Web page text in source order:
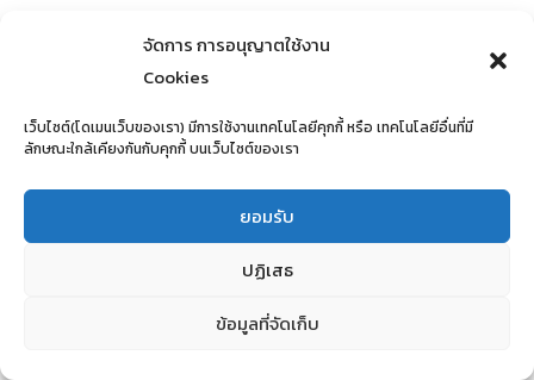
จัดการ การอนุญาตใช้งาน
Cookies
เว็บไซต์(โดเมนเว็บของเรา) มีการใช้งานเทคโนโลยีคุกกี้ หรือ เทคโนโลยีอื่นที่มี
ลักษณะใกล้เคียงกันกับคุกกี้ บนเว็บไซต์ของเรา
ยอมรับ
ปฏิเสธ
ข้อมูลที่จัดเก็บ